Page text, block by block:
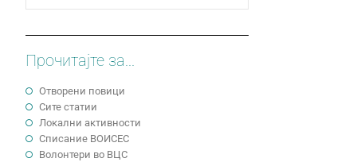
Прочитајте за...
Отворени повици
Сите статии
Локални активности
Cписание ВОИСЕС
Волонтери во ВЦС